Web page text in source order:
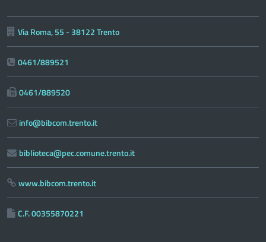
Via Roma, 55 - 38122 Trento
0461/889521
0461/889520
info@bibcom.trento.it
biblioteca@pec.comune.trento.it
www.bibcom.trento.it
C.F. 00355870221